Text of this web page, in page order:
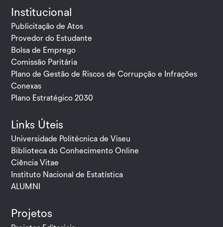
Institucional
Publicitação de Atos
Provedor do Estudante
Bolsa de Emprego
Comissão Paritária
Plano de Gestão de Riscos de Corrupção e Infrações
Conexas
Plano Estratégico 2030
Links Úteis
Universidade Politécnica de Viseu
Biblioteca do Conhecimento Online
Ciência Vitae
Instituto Nacional de Estatística
ALUMNI
Projetos